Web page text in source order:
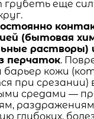
еще
(бытовая
растворы)
перчаток.
кожи
при срезании)
средами —
глубоких,